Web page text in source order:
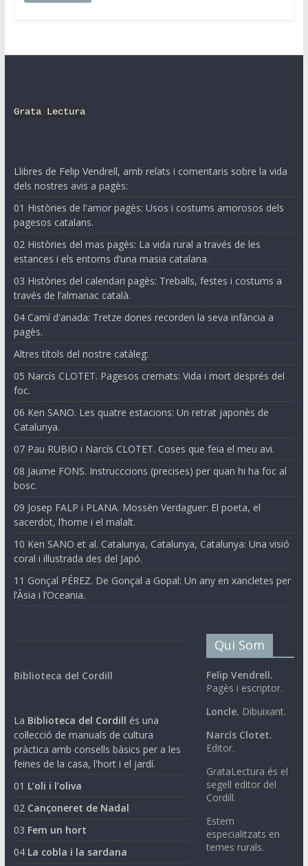
Grata Lectura
Llibres de Felip Vendrell, amb relats i comentaris sobre la vida
dels nostres avis a pagès:
01 Històries de l'amor pagès: Usos i costums amorosos dels
pagesos catalans.
02 Històries del mas pagès: La vida rural a través de les
estances i els entorns d’una masia catalana.
03 Històries del calendari pagès: Treballs, festes i costums a
través de l’almanac català.
04 Camí d'anada: Tretze dones recorden la seva infància a
pagès.
Altres títols del nostre catàleg:
05 Narcís CLOTET. Pagesos cremats: Vida i mort després del
foc.
06 Ken SANO. Les quatre estacions: Un retrat japonès de
Catalunya.
07 Pau RUBIO i Narcís CLOTET. Coses que feia el meu avi.
08 Jaume FONS. Instrucccions (precises) per quan hi ha foc al
bosc.
09 Josep FALP i PLANA. Mossèn Verdaguer: El poeta, el
sacerdot, l’home i el malalt.
10 Ken SANO et al. Catalunya, Catalunya, Catalunya: Una visió
coral i il·lustrada des del Japó.
11 Gonçal PÉREZ. De Gonçal a Gopal: Un any en xancletes per
l’Àsia i l’Oceania.
Biblioteca del Cordill
La Biblioteca del Cordill és una
col·lecció de manuals de cultura
pràctica amb consells bàsics per a les
feines de la casa, l'hort i el jardí.
01 L’oli i l’oliva
02 Cançoneret de Nadal
03 Fem un hort
04 La cobla i la sardana
Qui Som
Felip Vendrell.
Pagès i escriptor.
Loncle. Dibuixant.
Narcís Clotet.
Editor.
GrataLectura és el
segell editor del
Cordill.
Estem
especialitzats en
temes rurals.